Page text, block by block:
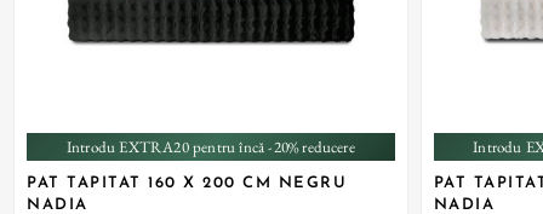
Introdu EXTRA20 pentru încă -20% reducere
PAT TAPITAT 160 X 200 CM NEGRU
NADIA
Introdu
PAT
NADIA